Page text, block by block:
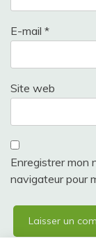
E-mail *
Site web
Enregistrer mon
navigateur pour